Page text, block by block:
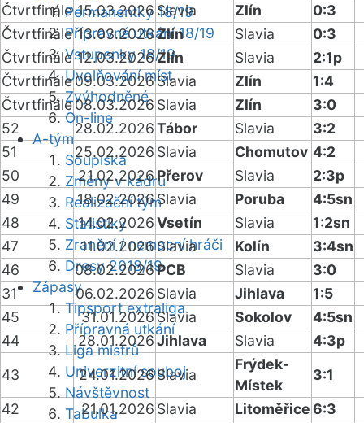
Permanentky 18/19
Přípravná utkání 18/19
Vstupenky 18/19
Uvolňování míst
Zvýhodněné
On-line
A-tým
Soupiska
Změny v kádru
Realizační tým
Statistiky
Zranění / nemocní hráči
Dresy 2018/19
Zápasy
Tipsport extraliga
Přípravná utkání
Liga mistrů
Univerzitní souboj
Návštěvnost
Tabulka
Čtvrtfinále 15.03.2026 Slavia Zlín
0:3
Čtvrtfinále 13.03.2026Zlín Slavia
0:3
Čtvrtfinále 12.03.2026Zlín Slavia
2:1p
Čtvrtfinále09.03.2026 Slavia Zlín
1:4
Čtvrtfinále08.03.2026 Slavia Zlín
3:0
52
28.02.2026Tábor Slavia
3:2
51
25.02.2026 Slavia Chomutov 4:2
50
21.02.2026Přerov Slavia
2:3p
49
18.02.2026Slavia Poruba
4:5sn
48
14.02.2026Vsetín Slavia
1:2sn
47
11.02.2026Slavia Kolín
3:4sn
46
08.02.2026PCB Slavia
3:0
31
06.02.2026 Slavia Jihlava
1:5
45
31.01.2026Slavia Sokolov
4:5sn
44
28.01.2026Jihlava Slavia
4:3p
43
24.01.2026Slavia
Frýdek-
Místek
3:1
42
21.01.2026 Slavia Litoměřice6:3